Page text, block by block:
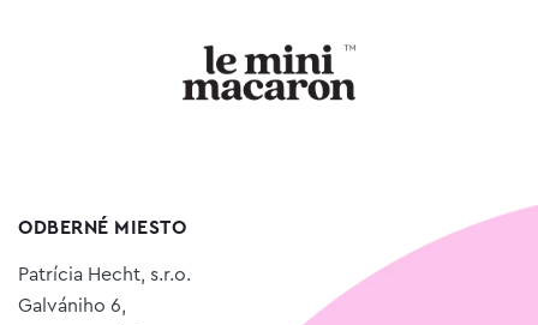
ODBERNÉ MIESTO
Patrícia Hecht, s.r.o.
Galvániho 6,